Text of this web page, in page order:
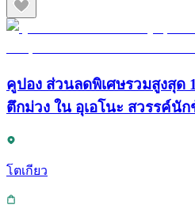
คูปอง ส่วนลดพิเศษรวมสูงสุด
ตึกม่วง ใน อุเอโนะ สวรรค์นั
โตเกียว